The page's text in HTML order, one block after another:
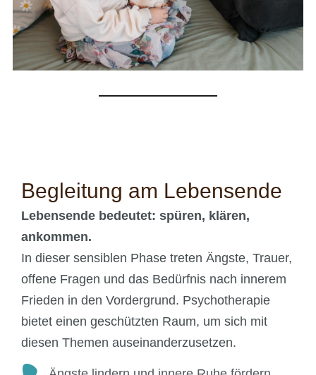
Begleitung am Lebensende
Lebensende bedeutet: spüren, klären,
ankommen.
In dieser sensiblen Phase treten Ängste, Trauer,
offene Fragen und das Bedürfnis nach innerem
Frieden in den Vordergrund. Psychotherapie
bietet einen geschützten Raum, um sich mit
diesen Themen auseinanderzusetzen.